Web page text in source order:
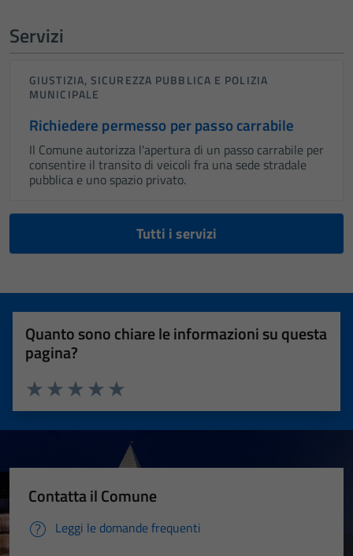
Servizi
GIUSTIZIA, SICUREZZA PUBBLICA E POLIZIA
MUNICIPALE
Richiedere permesso per passo carrabile
Il Comune autorizza l'apertura di un passo carrabile per
consentire il transito di veicoli fra una sede stradale
pubblica e uno spazio privato.
Tutti i servizi
Quanto sono chiare le informazioni su questa
pagina?
Valuta 5 stelle su 5
Valuta 4 stelle su 5
Valuta 3 stelle su 5
Valuta 2 stelle su 5
Valuta 1 stelle su 5
Contatta il Comune
Leggi le domande frequenti